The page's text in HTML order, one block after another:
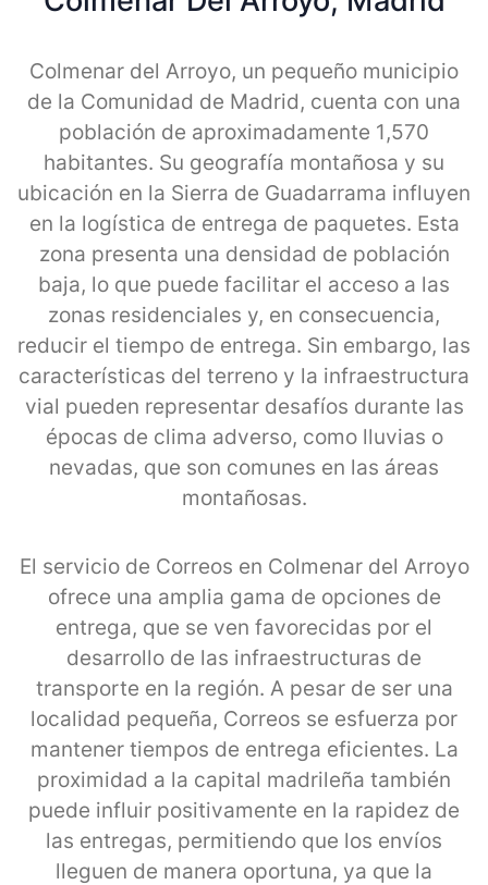
Colmenar del Arroyo, un pequeño municipio
de la Comunidad de Madrid, cuenta con una
población de aproximadamente 1,570
habitantes. Su geografía montañosa y su
ubicación en la Sierra de Guadarrama influyen
en la logística de entrega de paquetes. Esta
zona presenta una densidad de población
baja, lo que puede facilitar el acceso a las
zonas residenciales y, en consecuencia,
reducir el tiempo de entrega. Sin embargo, las
características del terreno y la infraestructura
vial pueden representar desafíos durante las
épocas de clima adverso, como lluvias o
nevadas, que son comunes en las áreas
montañosas.
El servicio de Correos en Colmenar del Arroyo
ofrece una amplia gama de opciones de
entrega, que se ven favorecidas por el
desarrollo de las infraestructuras de
transporte en la región. A pesar de ser una
localidad pequeña, Correos se esfuerza por
mantener tiempos de entrega eficientes. La
proximidad a la capital madrileña también
puede influir positivamente en la rapidez de
las entregas, permitiendo que los envíos
lleguen de manera oportuna, ya que la